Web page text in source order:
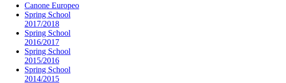
Canone Europeo
Spring School
2017/2018
Spring School
2016/2017
Spring School
2015/2016
Spring School
2014/2015